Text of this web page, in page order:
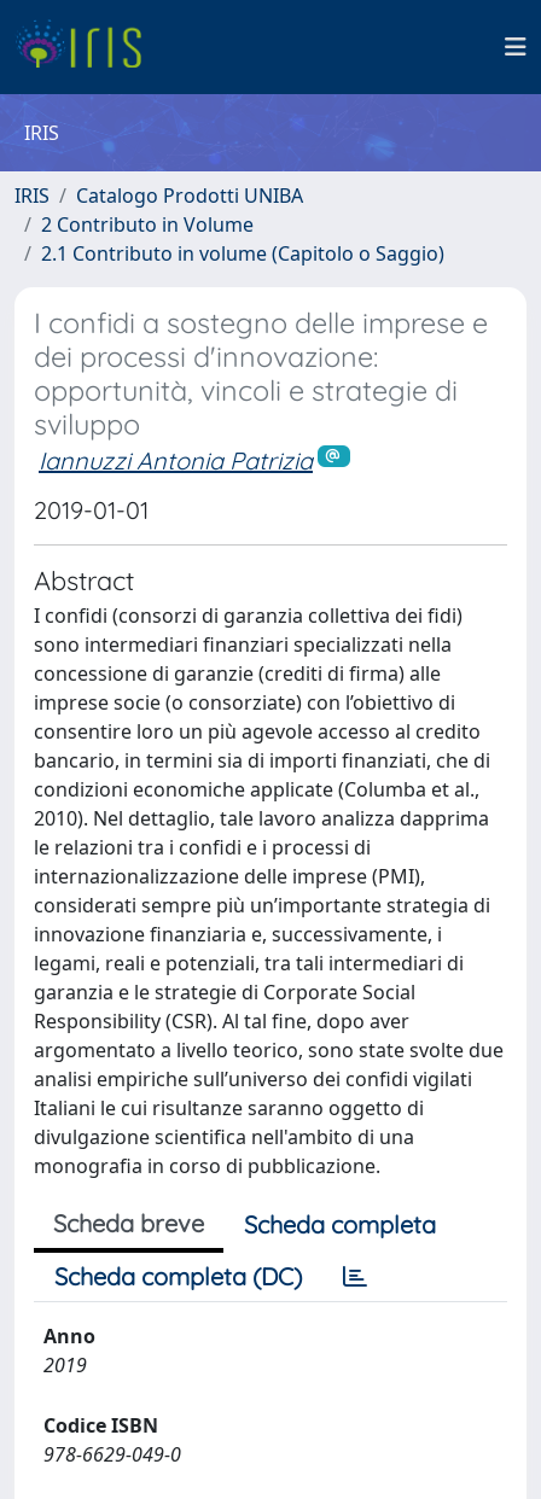
IRIS
IRIS
Catalogo Prodotti UNIBA
2 Contributo in Volume
2.1 Contributo in volume (Capitolo o Saggio)
I confidi a sostegno delle imprese e
dei processi d'innovazione:
opportunità, vincoli e strategie di
sviluppo
Iannuzzi Antonia Patrizia
2019-01-01
Abstract
I confidi (consorzi di garanzia collettiva dei fidi)
sono intermediari finanziari specializzati nella
concessione di garanzie (crediti di firma) alle
imprese socie (o consorziate) con l’obiettivo di
consentire loro un più agevole accesso al credito
bancario, in termini sia di importi finanziati, che di
condizioni economiche applicate (Columba et al.,
2010). Nel dettaglio, tale lavoro analizza dapprima
le relazioni tra i confidi e i processi di
internazionalizzazione delle imprese (PMI),
considerati sempre più un’importante strategia di
innovazione finanziaria e, successivamente, i
legami, reali e potenziali, tra tali intermediari di
garanzia e le strategie di Corporate Social
Responsibility (CSR). Al tal fine, dopo aver
argomentato a livello teorico, sono state svolte due
analisi empiriche sull’universo dei confidi vigilati
Italiani le cui risultanze saranno oggetto di
divulgazione scientifica nell'ambito di una
monografia in corso di pubblicazione.
Scheda breve
Scheda completa
Scheda completa (DC)
Anno
2019
Codice ISBN
978-6629-049-0